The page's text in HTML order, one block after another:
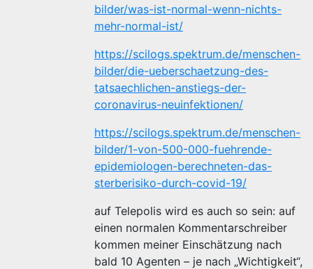
bilder/was-ist-normal-wenn-nichts-
mehr-normal-ist/
https://scilogs.spektrum.de/menschen-
bilder/die-ueberschaetzung-des-
tatsaechlichen-anstiegs-der-
coronavirus-neuinfektionen/
https://scilogs.spektrum.de/menschen-
bilder/1-von-500-000-fuehrende-
epidemiologen-berechneten-das-
sterberisiko-durch-covid-19/
auf Telepolis wird es auch so sein: auf
einen normalen Kommentarschreiber
kommen meiner Einschätzung nach
bald 10 Agenten – je nach „Wichtigkeit“,